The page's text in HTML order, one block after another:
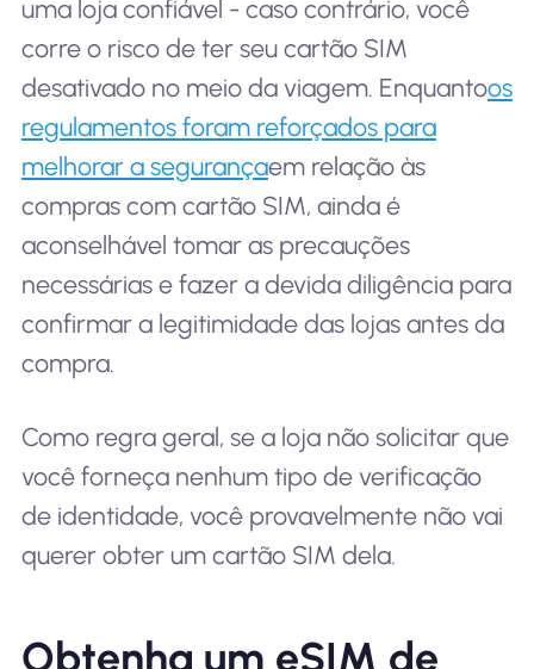
uma loja confiável - caso contrário, você
corre o risco de ter seu cartão SIM
desativado no meio da viagem. Enquantoos
regulamentos foram reforçados para
melhorar a segurançaem relação às
compras com cartão SIM, ainda é
aconselhável tomar as precauções
necessárias e fazer a devida diligência para
confirmar a legitimidade das lojas antes da
compra.
Como regra geral, se a loja não solicitar que
você forneça nenhum tipo de verificação
de identidade, você provavelmente não vai
querer obter um cartão SIM dela.
Obtenha um eSIM de